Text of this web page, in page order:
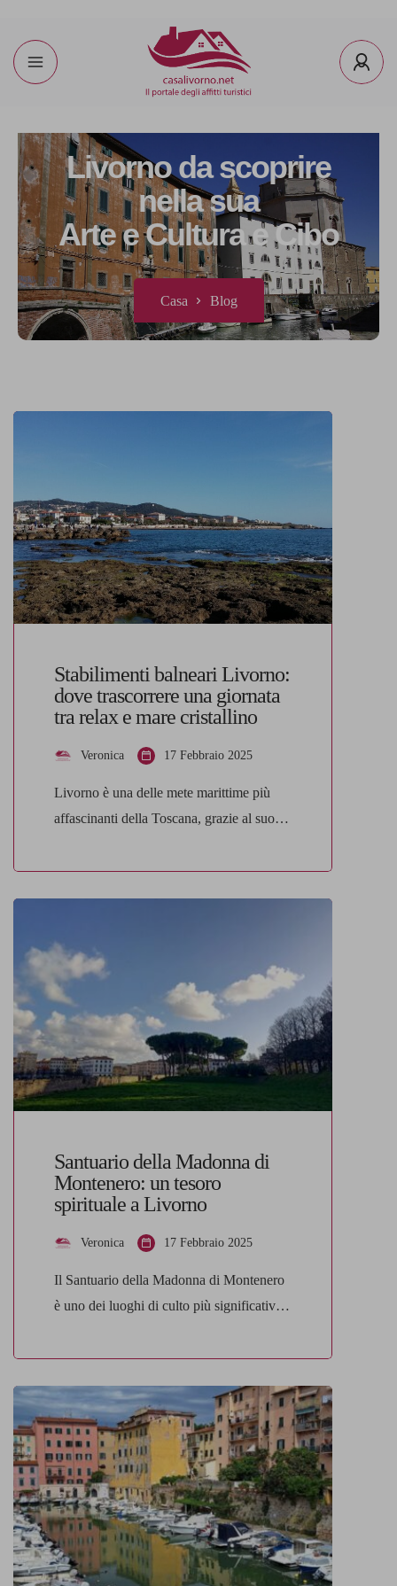
Livorno da scoprire
nella sua
Arte e Cultura e Cibo
Casa Blog
Stabilimenti balneari Livorno:
dove trascorrere una giornata
tra relax e mare cristallino
Veronica 17 Febbraio 2025
Livorno è una delle mete marittime più
affascinanti della Toscana, grazie al suo
scogliere spettacolari e stabilimenti
balneari attrezzati per offrire il massimo
un luogo dove trascorrere una giornata
perfetta al mare, tra servizi esclusivi, buon
cibo e paesaggi mozzafiato, ecco di […]
Santuario della Madonna di
Montenero: un tesoro
spirituale a Livorno
Veronica 17 Febbraio 2025
Il Santuario della Madonna di Montenero
è uno dei luoghi di culto più significativi e
e proprio tesoro spirituale che affascina
ogni anno migliaia di pellegrini e turisti.
Situato su una collina che domina la città e
il mare, il santuario non è solo un punto di
[…]